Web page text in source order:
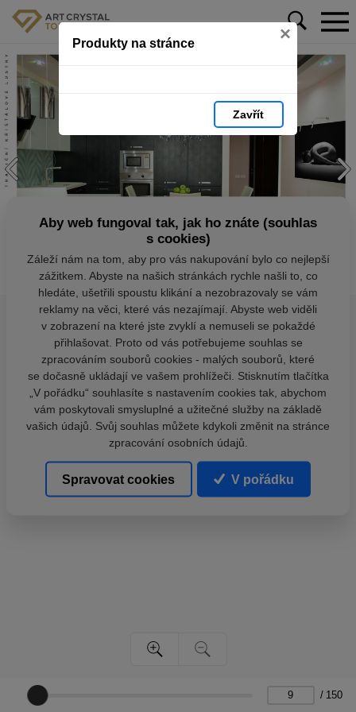
Produkty na stránce ×
Zavřít
/ 150
Aby web fungoval tak, jak ho znáte (souhlas
s cookies)
Záleží nám na tom, aby pro vás nakupování bylo co nejlepší
zážitkem. Abyste na našich stránkách rychle našli to, co
hledáte, ušetřili spoustu klikání a nezobrazovaly se vám
reklamy na věci, které vás nezajímají. Abyste web viděli
v zobrazení na které jste zvyklí a nemuseli se pokaždé
přihlašovat. Proto od vás potřebujeme souhlas se
zpracováním souborů cookies - malých souborů, které
se dočasně ukládají ve vašem prohlížeči. Stisknutím tlačítka
„V pořádku“ souhlasíte s nastavením cookies tak, abychom
vám poskytovali smysluplné a užitečné služby na základě
vašich údajů. Svůj souhlas můžete kdykoli změnit na stránce
zpracování osobních údajů.
Spravovat cookies V pořádku